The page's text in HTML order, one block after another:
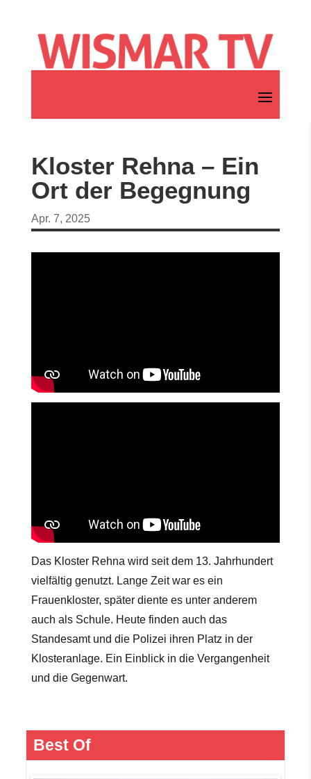
Kloster Rehna – Ein
Ort der Begegnung
Apr. 7, 2025
Das Kloster Rehna wird seit dem 13. Jahrhundert
vielfältig genutzt. Lange Zeit war es ein
Frauenkloster, später diente es unter anderem
auch als Schule. Heute finden auch das
Standesamt und die Polizei ihren Platz in der
Klosteranlage. Ein Einblick in die Vergangenheit
und die Gegenwart.
Best Of